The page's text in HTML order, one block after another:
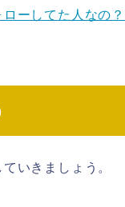
ーしてた人なの？
いきましょう。